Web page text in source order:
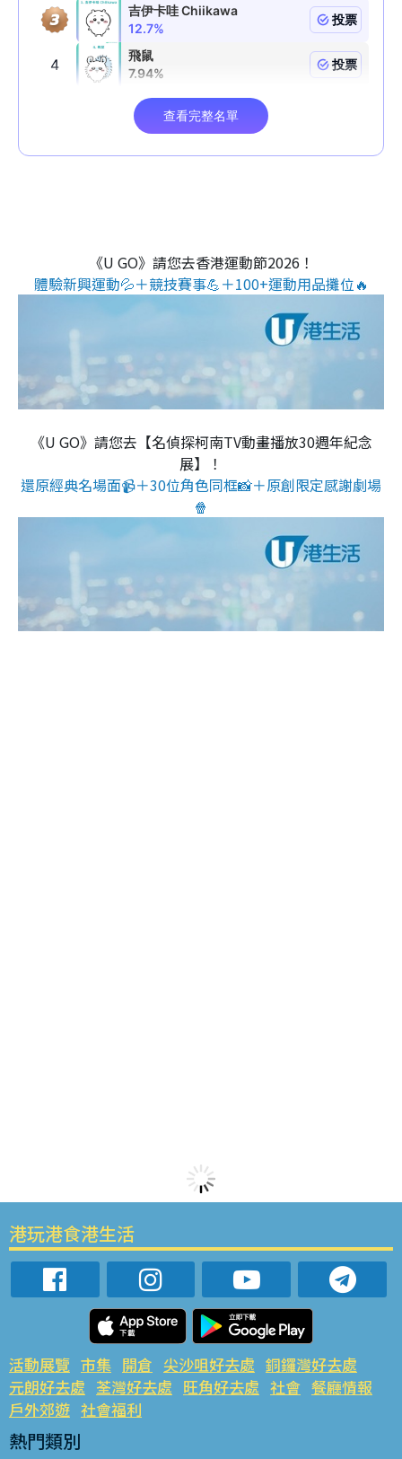
《U GO》請您去香港運動節2026！
體驗新興運動💦＋競技賽事💪＋100+運動用品攤位🔥
《U GO》請您去【名偵探柯南TV動畫播放30週年紀念
展】！
還原經典名場面📹＋30位角色同框📸＋原創限定感謝劇場
🍿
港玩港食港生活
活動展覽 市集 開倉 尖沙咀好去處 銅鑼灣好去處
元朗好去處 荃灣好去處 旺角好去處 社會 餐廳情報
戶外郊遊 社會福利
熱門類別